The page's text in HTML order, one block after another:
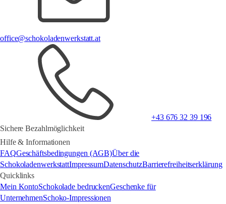
office@schokoladenwerkstatt.at
+43 676 32 39 196
Sichere Bezahlmöglichkeit
Hilfe & Informationen
FAQGeschäftsbedingungen (AGB)Über die
SchokoladenwerkstattImpressumDatenschutzBarrierefreiheitserklärung
Quicklinks
Mein KontoSchokolade bedruckenGeschenke für
UnternehmenSchoko-Impressionen